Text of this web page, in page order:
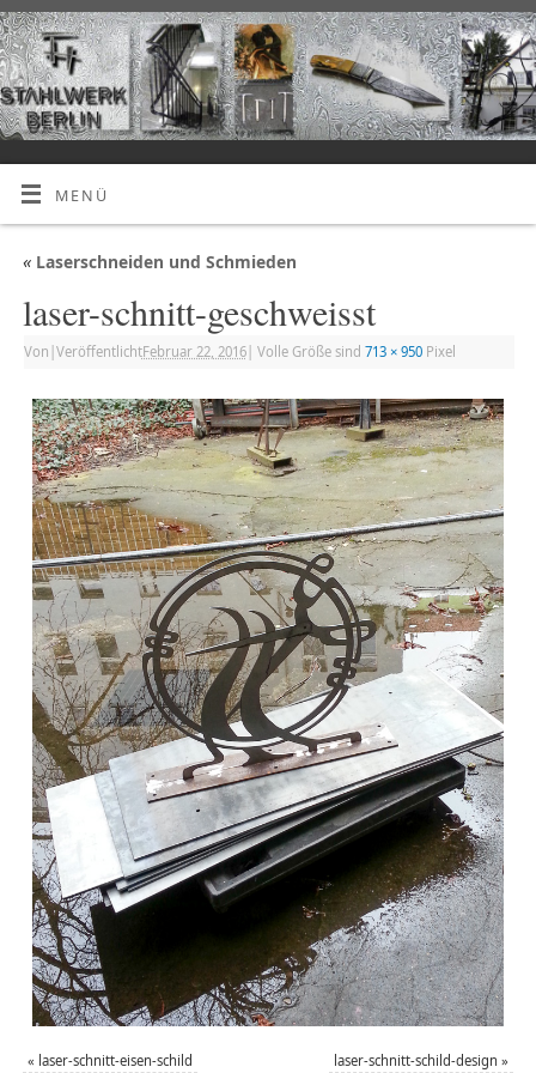
MENÜ
«Laserschneiden und Schmieden
laser-schnitt-geschweisst
Von |VeröffentlichtFebruar 22, 2016| Volle Größe sind 713 × 950Pixel
« laser-schnitt-eisen-schild laser-schnitt-schild-design »